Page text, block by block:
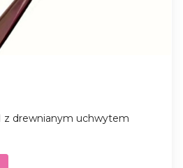
z drewnianym uchwytem